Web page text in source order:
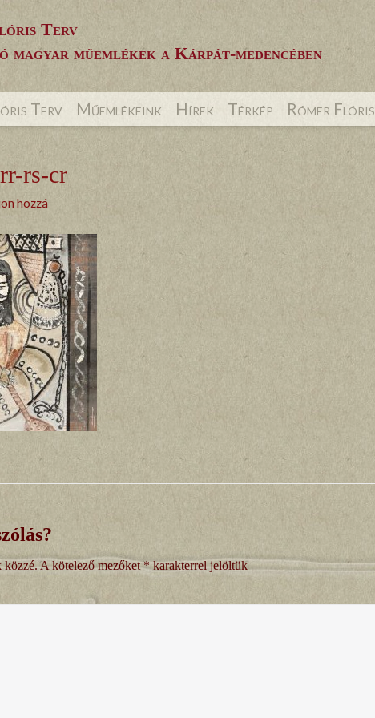
Terv
magyar műemlékek a Kárpát-medencében
Terv Műemlékeink Hírek Térkép Rómer Flóris
rs-cr
hozzá
közzé.A kötelező mezőket*karakterrel jelöltük